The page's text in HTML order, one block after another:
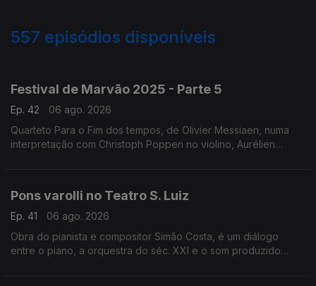
557 episódios disponíveis
Festival de Marvão 2025 - Parte 5
Ep. 42
06 ago. 2026
Quarteto Para o Fim dos tempos, de Olivier Messiaen, numa
interpretação com Christoph Poppen no violino, Aurélien
Pons varolli no Teatro S. Luiz
Ep. 41
06 ago. 2026
Obra do pianista e compositor Simão Costa, é um diálogo
entre o piano, a orquestra do séc. XXI e o som produzido